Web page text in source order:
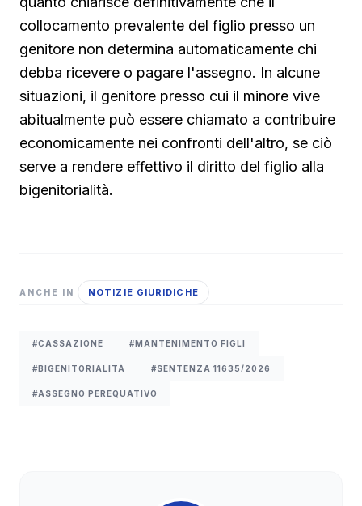
collocamento prevalente del figlio presso un
genitore non determina automaticamente chi
debba ricevere o pagare l'assegno. In alcune
situazioni, il genitore presso cui il minore vive
abitualmente può essere chiamato a contribuire
economicamente nei confronti dell'altro, se ciò
serve a rendere effettivo il diritto del figlio alla
bigenitorialità.
ANCHE IN NOTIZIE GIURIDICHE
#CASSAZIONE #MANTENIMENTO FIGLI
#BIGENITORIALITÀ #SENTENZA 11635/2026
#ASSEGNO PEREQUATIVO